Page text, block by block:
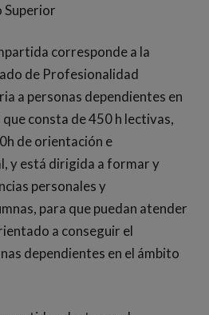
Superior
corresponde a la
de Profesionalidad
a personas dependientes en
consta de 450 h lectivas,
de orientación e
y está dirigida a formar y
personales y
para que puedan atender
a conseguir el
dependientes en el ámbito